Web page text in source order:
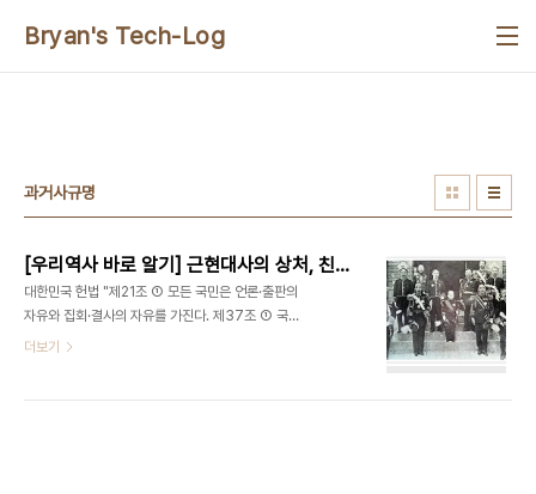
Bryan's Tech-Log
과거사규명
[우리역사 바로 알기] 근현대사의 상처, 친일파와 그 후손 그리고 전범 기업
대한민국 헌법 "제21조 ① 모든 국민은 언론·출판의
자유와 집회·결사의 자유를 가진다. 제37조 ① 국민
의 자유와 권리는 헌법에 열거되지 아니한 이유로 경
더보기